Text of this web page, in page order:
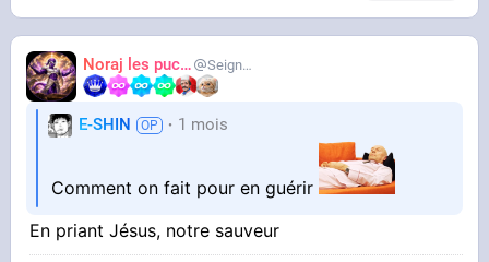
Noraj les pucix SeigneurCooler
E-SHIN 1 mois
Comment on fait pour en guérir
En priant Jésus, notre sauveur